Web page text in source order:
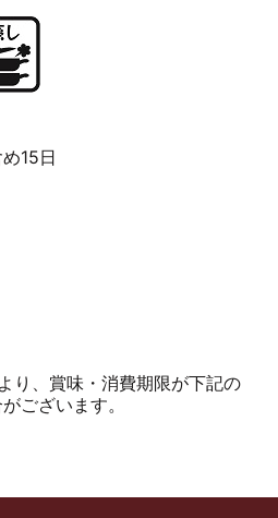
15日
り、賞味・消費期限が下記の
ございます。